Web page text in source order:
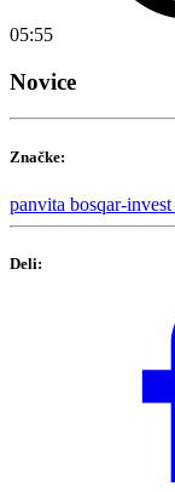
05:55
Novice
Značke:
panvita bosqar-invest
Deli: